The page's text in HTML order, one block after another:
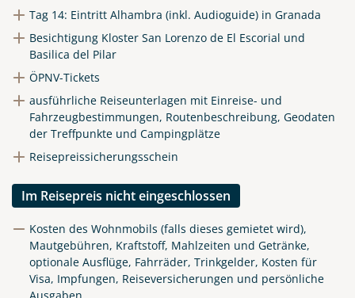
Tag 14: Eintritt Alhambra (inkl. Audioguide) in Granada
Besichtigung Kloster San Lorenzo de El Escorial und
Basilica del Pilar
ÖPNV-Tickets
ausführliche Reiseunterlagen mit Einreise- und
Fahrzeugbestimmungen, Routenbeschreibung, Geodaten
der Treffpunkte und Campingplätze
Reisepreissicherungsschein
Im Reisepreis nicht eingeschlossen
Kosten des Wohnmobils (falls dieses gemietet wird),
Mautgebühren, Kraftstoff, Mahlzeiten und Getränke,
optionale Ausflüge, Fahrräder, Trinkgelder, Kosten für
Visa, Impfungen, Reiseversicherungen und persönliche